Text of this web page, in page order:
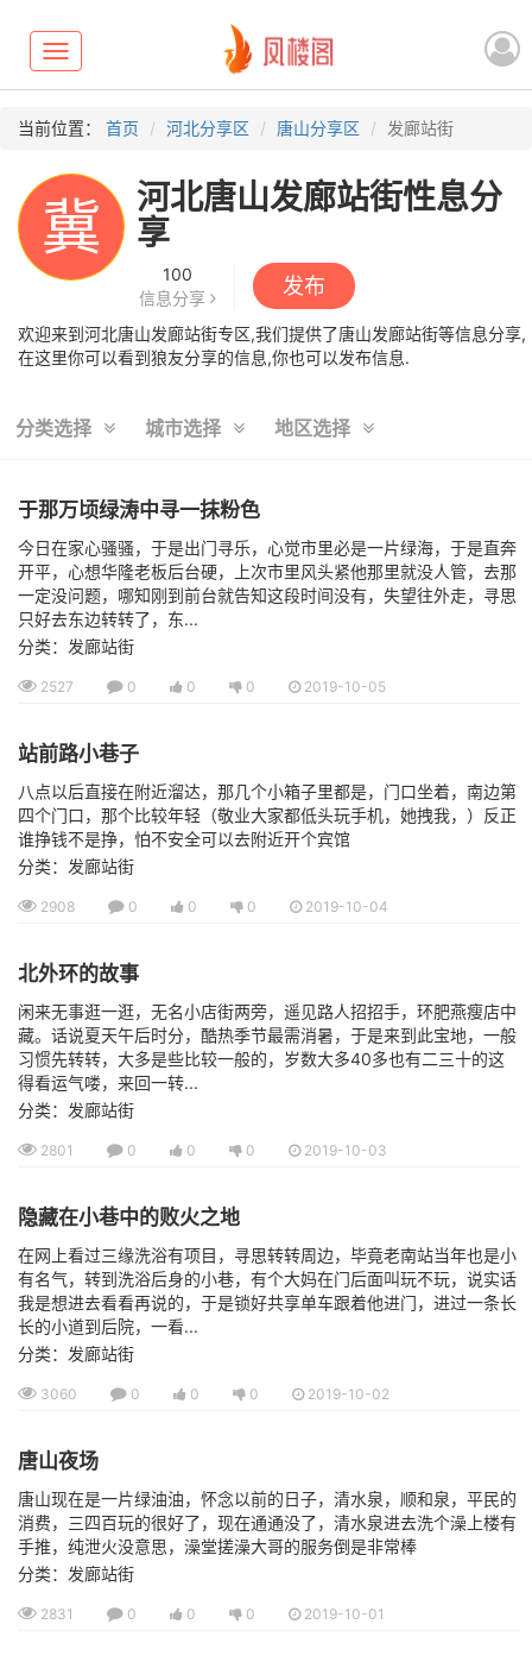
Toggle
navigation
当前位置： 首页 河北分享区 唐山分享区 发廊站街
冀
河北唐山发廊站街性息分
享
100
信息分享
发布
欢迎来到河北唐山发廊站街专区,我们提供了唐山发廊站街等信息分享,
在这里你可以看到狼友分享的信息,你也可以发布信息.
分类选择 城市选择 地区选择
于那万顷绿涛中寻一抹粉色
今日在家心骚骚，于是出门寻乐，心觉市里必是一片绿海，于是直奔
开平，心想华隆老板后台硬，上次市里风头紧他那里就没人管，去那
一定没问题，哪知刚到前台就告知这段时间没有，失望往外走，寻思
只好去东边转转了，东...
分类：发廊站街
2527 0 0 0 2019-10-05
站前路小巷子
八点以后直接在附近溜达，那几个小箱子里都是，门口坐着，南边第
四个门口，那个比较年轻（敬业大家都低头玩手机，她拽我，）反正
谁挣钱不是挣，怕不安全可以去附近开个宾馆
分类：发廊站街
2908 0 0 0 2019-10-04
北外环的故事
闲来无事逛一逛，无名小店街两旁，遥见路人招招手，环肥燕瘦店中
藏。话说夏天午后时分，酷热季节最需消暑，于是来到此宝地，一般
习惯先转转，大多是些比较一般的，岁数大多40多也有二三十的这
得看运气喽，来回一转...
分类：发廊站街
2801 0 0 0 2019-10-03
隐藏在小巷中的败火之地
在网上看过三缘洗浴有项目，寻思转转周边，毕竟老南站当年也是小
有名气，转到洗浴后身的小巷，有个大妈在门后面叫玩不玩，说实话
我是想进去看看再说的，于是锁好共享单车跟着他进门，进过一条长
长的小道到后院，一看...
分类：发廊站街
3060 0 0 0 2019-10-02
唐山夜场
唐山现在是一片绿油油，怀念以前的日子，清水泉，顺和泉，平民的
消费，三四百玩的很好了，现在通通没了，清水泉进去洗个澡上楼有
手推，纯泄火没意思，澡堂搓澡大哥的服务倒是非常棒
分类：发廊站街
2831 0 0 0 2019-10-01